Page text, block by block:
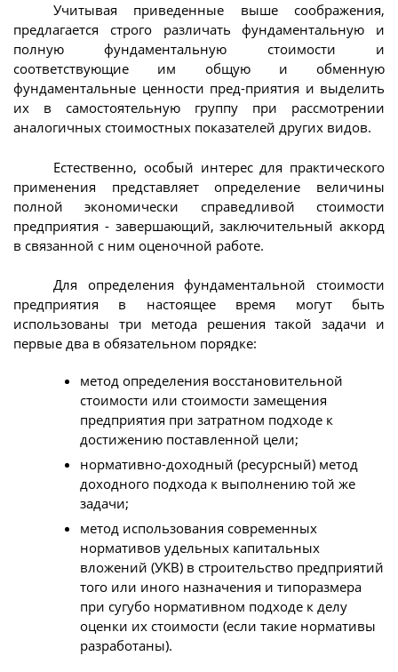
Учитывая приведенные выше соображения,
предлагается строго различать фундаментальную и
полную фундаментальную стоимости и
соответствующие им общую и обменную
фундаментальные ценности пред-приятия и выделить
их в самостоятельную группу при рассмотрении
аналогичных стоимостных показателей других видов.
Естественно, особый интерес для практического
применения представляет определение величины
полной экономически справедливой стоимости
предприятия - завершающий, заключительный аккорд
в связанной с ним оценочной работе.
Для определения фундаментальной стоимости
предприятия в настоящее время могут быть
использованы три метода решения такой задачи и
первые два в обязательном порядке:
метод определения восстановительной
стоимости или стоимости замещения
предприятия при затратном подходе к
достижению поставленной цели;
нормативно-доходный (ресурсный) метод
доходного подхода к выполнению той же
задачи;
метод использования современных
нормативов удельных капитальных
вложений (УКВ) в строительство предприятий
того или иного назначения и типоразмера
при сугубо нормативном подходе к делу
оценки их стоимости (если такие нормативы
разработаны).